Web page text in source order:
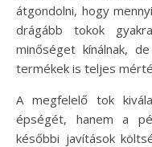
átgondolni, hogy
drágább tokok
minőséget kínálnak,
termékek is teljes
A megfelelő tok
épségét, hanem a
későbbi javítások